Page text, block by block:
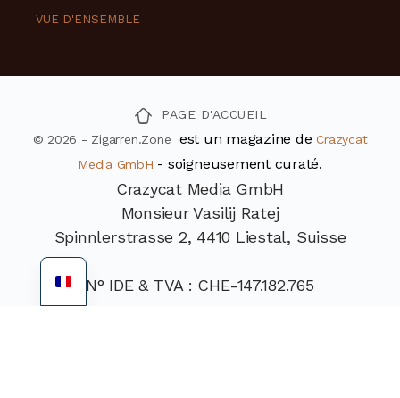
VUE D'ENSEMBLE
PAGE D'ACCUEIL
© 2026 - Zigarren.Zone est un magazine deCrazycat
Media GmbH - soigneusement curaté.
Crazycat Media GmbH
Monsieur Vasilij Ratej
Spinnlerstrasse 2, 4410 Liestal, Suisse
N° IDE & TVA : CHE-147.182.765